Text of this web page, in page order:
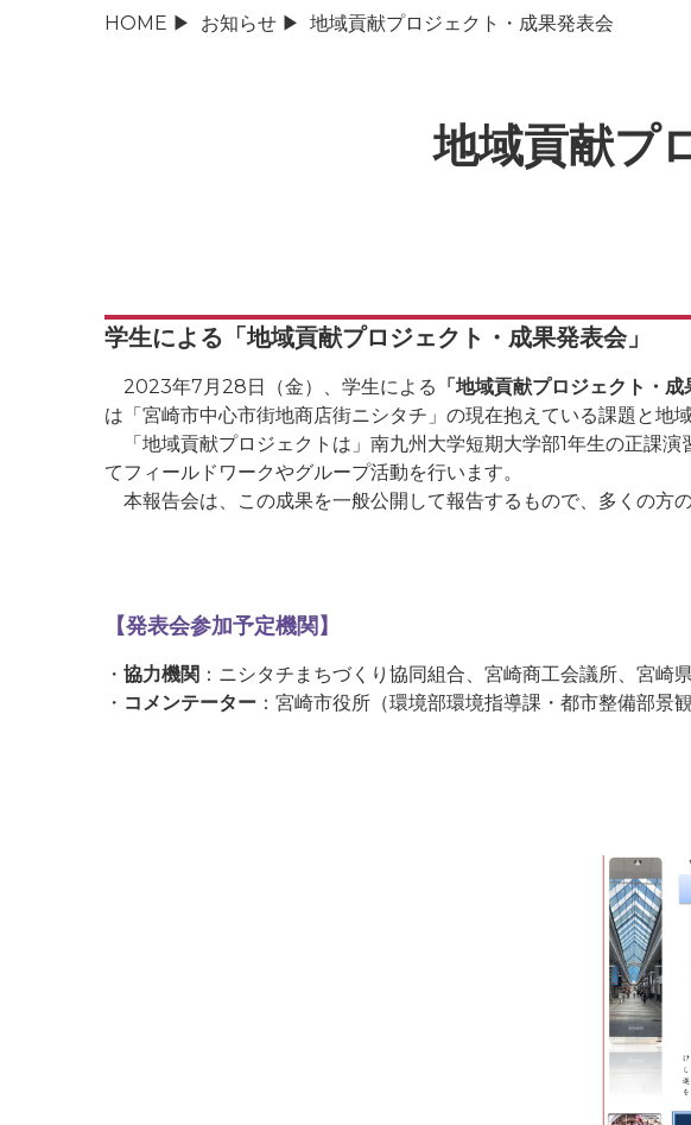
HOME ▶ お知らせ ▶ 地域貢献プロジェクト・成果発表会
地域貢献プ
学生による 「地域貢献プロジェクト・成果発表会」
2023年7月28日（金）、学生による 「地域貢献プロジェクト・成
は「宮崎市中心市街地商店街ニシタチ」の現在抱えている課題と地
「地域貢献プロジェクトは」南九州大学短期大学部1年生の正課演
てフィールドワークやグループ活動を行います。
本報告会は、この成果を一般公開して報告するもので、多くの方
【発表会参加予定機関】
・ 協力機関 ：ニシタチまちづくり協同組合、宮崎商工会議所、宮崎
・ コメンテーター ：宮崎市役所（環境部環境指導課・都市整備部景